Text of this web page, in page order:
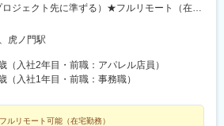
ロジェクト先に準ずる）★フルリモート（在宅
本人の希望を最大限に考慮。業務に慣れてき
務（在宅勤務）も可能です。本社：東京都港
虎ノ門駅
（入社2年目・前職：アパレル店員）
（入社1年目・前職：事務職）
ルリモート可能（在宅勤務）